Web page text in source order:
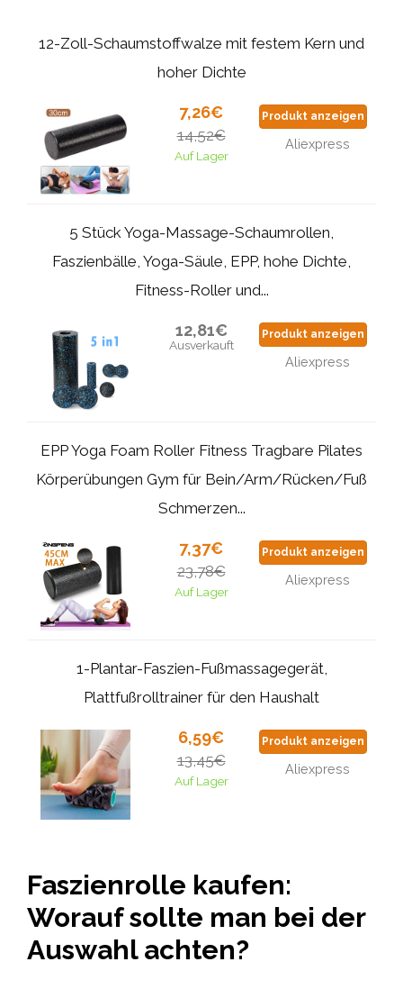
12-Zoll-Schaumstoffwalze mit festem Kern und
hoher Dichte
7,26€
14,52€
Auf Lager
Produkt anzeigen
Aliexpress
5 Stück Yoga-Massage-Schaumrollen,
Faszienbälle, Yoga-Säule, EPP, hohe Dichte,
Fitness-Roller und...
12,81€
Ausverkauft
Produkt anzeigen
Aliexpress
EPP Yoga Foam Roller Fitness Tragbare Pilates
Körperübungen Gym für Bein/Arm/Rücken/Fuß
Schmerzen...
7,37€
23,78€
Auf Lager
Produkt anzeigen
Aliexpress
1-Plantar-Faszien-Fußmassagegerät,
Plattfußrolltrainer für den Haushalt
6,59€
13,45€
Auf Lager
Produkt anzeigen
Aliexpress
Faszienrolle kaufen:
Worauf sollte man bei der
Auswahl achten?